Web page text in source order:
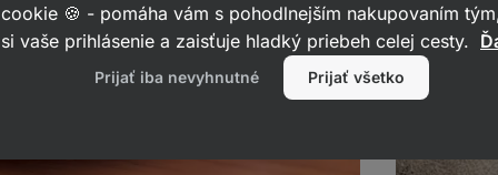
🍪 - pomáha vám s pohodlnejším nakupovaním
vaše prihlásenie a zaisťuje hladký priebeh celej cesty.
Prijať iba nevyhnutné Prijať všetko